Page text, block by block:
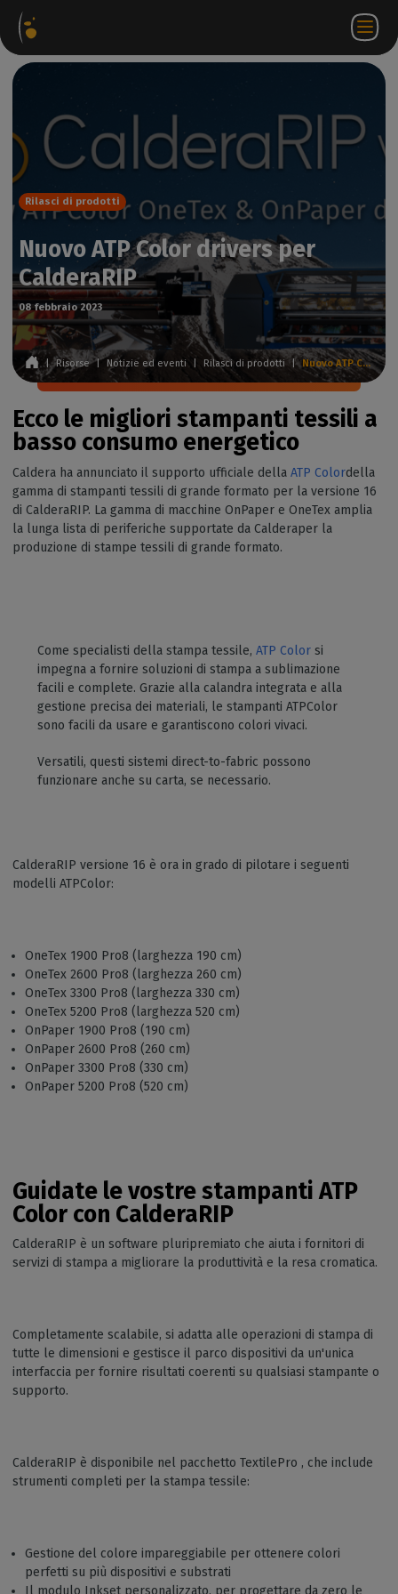
IT
Rilasci di prodotti
Nuovo ATP Color drivers per
CalderaRIP
08 febbraio 2023
| Risorse | Notizie ed eventi Rilasci di prodotti | Nuovo ATP Color drivers per CalderaRIP
Ecco le migliori stampanti tessili a
basso consumo energetico
Caldera ha annunciato il supporto ufficiale della ATP Colordella
gamma di stampanti tessili di grande formato per la versione 16
di CalderaRIP. La gamma di macchine OnPaper e OneTex amplia
la lunga lista di periferiche supportate da Calderaper la
produzione di stampe tessili di grande formato.
Come specialisti della stampa tessile, ATP Color si
impegna a fornire soluzioni di stampa a sublimazione
facili e complete. Grazie alla calandra integrata e alla
gestione precisa dei materiali, le stampanti ATPColor
sono facili da usare e garantiscono colori vivaci.
Versatili, questi sistemi direct-to-fabric possono
funzionare anche su carta, se necessario.
CalderaRIP versione 16 è ora in grado di pilotare i seguenti
modelli ATPColor:
OneTex 1900 Pro8 (larghezza 190 cm)
OneTex 2600 Pro8 (larghezza 260 cm)
OneTex 3300 Pro8 (larghezza 330 cm)
OneTex 5200 Pro8 (larghezza 520 cm)
OnPaper 1900 Pro8 (190 cm)
OnPaper 2600 Pro8 (260 cm)
OnPaper 3300 Pro8 (330 cm)
OnPaper 5200 Pro8 (520 cm)
Guidate le vostre stampanti ATP
Color con CalderaRIP
CalderaRIP è un software pluripremiato che aiuta i fornitori di
servizi di stampa a migliorare la produttività e la resa cromatica.
Completamente scalabile, si adatta alle operazioni di stampa di
tutte le dimensioni e gestisce il parco dispositivi da un'unica
interfaccia per fornire risultati coerenti su qualsiasi stampante o
supporto.
CalderaRIP è disponibile nel pacchetto TextilePro , che include
strumenti completi per la stampa tessile:
Gestione del colore impareggiabile per ottenere colori
perfetti su più dispositivi e substrati
Il modulo Inkset personalizzato, per progettare da zero le